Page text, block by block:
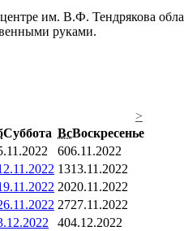
им. В.Ф. Тендрякова
руками.
>
Суббота ВсВоскресенье
606.11.2022
1313.11.2022
2020.11.2022
2727.11.2022
404.12.2022